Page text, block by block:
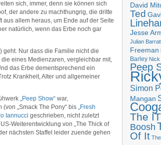
sich, immer, denn sie können sich
der andere zu machthungrig, die dritte
allem heraus, um Ende auf der Seite
natürlich, wenn das Erbe noch gar
geht. Nur dass die Familie nicht die
eines Medienzaren, vergleichbar mit,
das Erbe dementsprechend ein
Krankheit, Alter und allgemeiner
„Peep Show“ war,
„Smack The Pony“ bis „Fresh
Iannucci geschrieben, nicht zuletzt
Weiterentwicklung von „The Thick of
nächsten Staffel leider zuende gehen
David
Ted
Jesse
Julian
Freeman
Barley
Peep
Simon
Mangan
The
Boosh
Of It